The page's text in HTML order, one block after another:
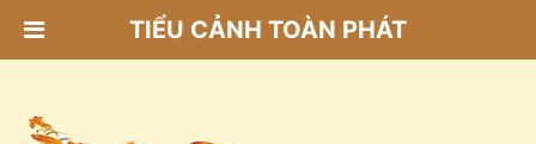
TIỂU CẢNH TOÀN PHÁT